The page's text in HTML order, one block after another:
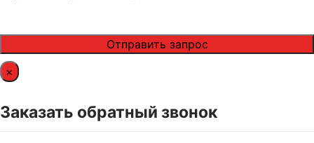
×
Заказать обратный звонок